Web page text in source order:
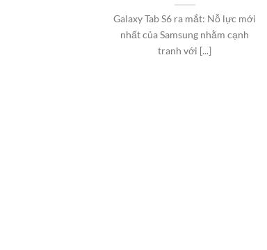
Galaxy Tab S6 ra mắt: Nỗ lực mới
nhất của Samsung nhằm cạnh
tranh với [...]